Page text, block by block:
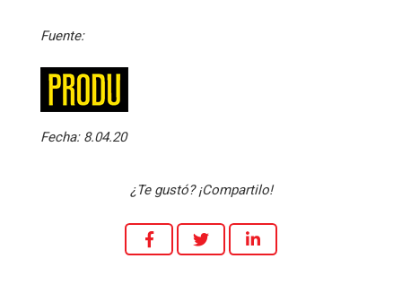
Fuente:
Fecha: 8.04.20
¿Te gustó? ¡Compartilo!